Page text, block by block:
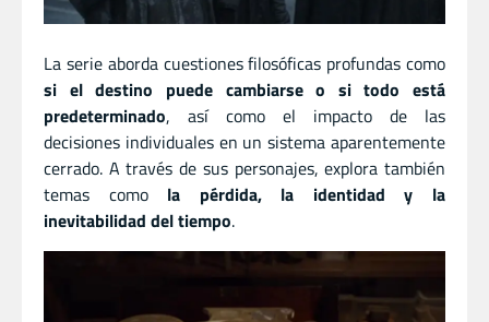
La serie aborda cuestiones filosóficas profundas como
si el destino puede cambiarse o si todo está
predeterminado, así como el impacto de las
decisiones individuales en un sistema aparentemente
cerrado. A través de sus personajes, explora también
temas como la pérdida, la identidad y la
inevitabilidad del tiempo.